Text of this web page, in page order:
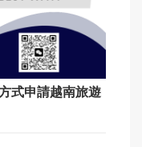
式申請越南旅遊